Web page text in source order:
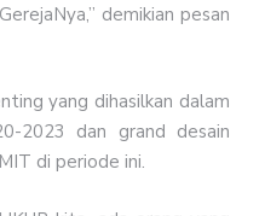
demikian pesan
yang dihasilkan dalam
2023 dan grand desain
di periode ini.